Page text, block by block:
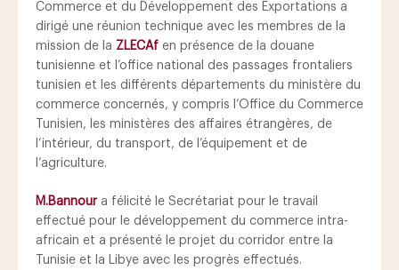
Commerce et du Développement des Exportations a
dirigé une réunion technique avec les membres de la
mission de la ZLECAf en présence de la douane
tunisienne et l’office national des passages frontaliers
tunisien et les différents départements du ministère du
commerce concernés, y compris l’Office du Commerce
Tunisien, les ministères des affaires étrangères, de
l’intérieur, du transport, de l’équipement et de
l’agriculture.
M.Bannour a félicité le Secrétariat pour le travail
effectué pour le développement du commerce intra-
africain et a présenté le projet du corridor entre la
Tunisie et la Libye avec les progrès effectués.